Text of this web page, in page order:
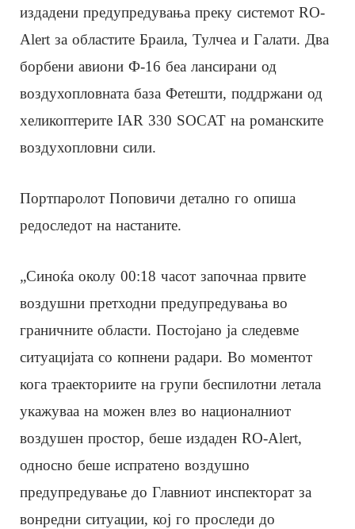
издадени предупредувања преку системот RO-
Alert за областите Браила, Тулчеа и Галати. Два
борбени авиони Ф-16 беа лансирани од
воздухопловната база Фетешти, поддржани од
хеликоптерите IAR 330 SOCAT на романските
воздухопловни сили.
Портпаролот Поповичи детално го опиша
редоследот на настаните.
„Синоќа околу 00:18 часот започнаа првите
воздушни претходни предупредувања во
граничните области. Постојано ја следевме
ситуацијата со копнени радари. Во моментот
кога траекториите на групи беспилотни летала
укажуваа на можен влез во националниот
воздушен простор, беше издаден RO-Alert,
односно беше испратено воздушно
предупредување до Главниот инспекторат за
вонредни ситуации, кој го проследи до